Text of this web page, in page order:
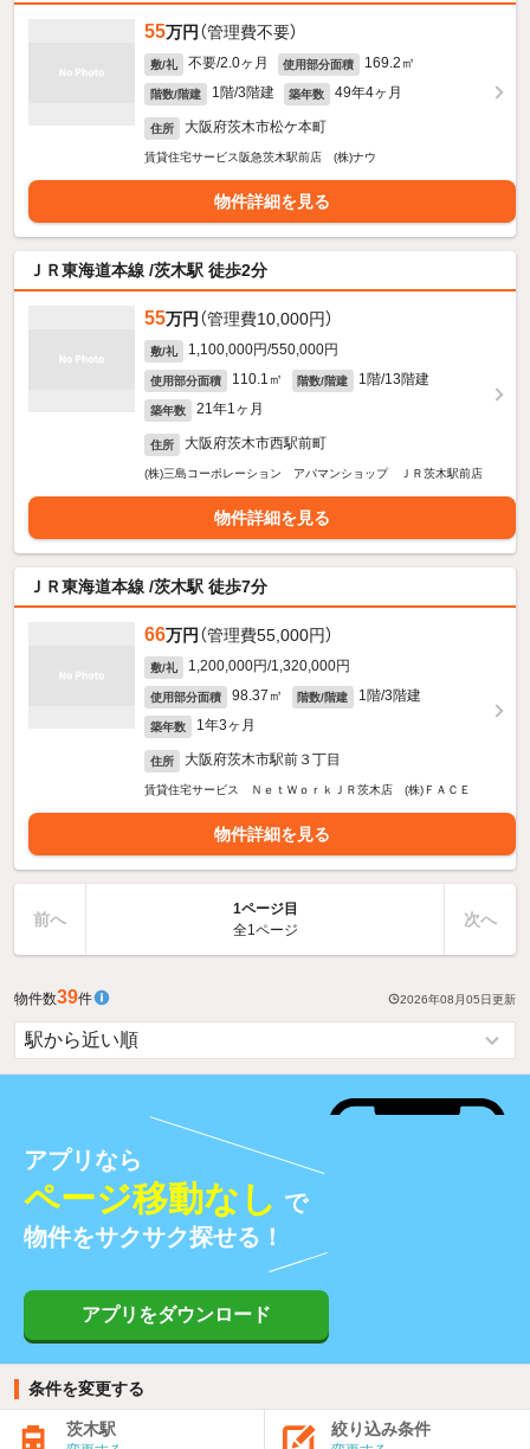
55万円 （管理費不要）
敷/礼 不要/2.0ヶ月 使用部分面積 169.2㎡
階数/階建 1階/3階建 築年数 49年4ヶ月
住所 大阪府茨木市松ケ本町
賃貸住宅サービス阪急茨木駅前店 (株)ナウ
物件詳細を見る
ＪＲ東海道本線 /茨木駅 徒歩2分
55万円 （管理費10,000円）
敷/礼 1,100,000円/550,000円
使用部分面積 110.1㎡ 階数/階建 1階/13階建
築年数 21年1ヶ月
住所 大阪府茨木市西駅前町
(株)三島コーポレーション アパマンショップ ＪＲ茨木駅前店
物件詳細を見る
ＪＲ東海道本線 /茨木駅 徒歩7分
66万円 （管理費55,000円）
敷/礼 1,200,000円/1,320,000円
使用部分面積 98.37㎡ 階数/階建 1階/3階建
築年数 1年3ヶ月
住所 大阪府茨木市駅前３丁目
賃貸住宅サービス ＮｅｔＷｏｒｋＪＲ茨木店 (株)ＦＡＣＥ
物件詳細を見る
前へ
1ページ目
全1ページ
次へ
物件数39件 2026年08月05日更新
アプリなら
ページ移動なし で
物件をサクサク探せる！
アプリをダウンロード
条件を変更する
茨木駅 絞り込み条件